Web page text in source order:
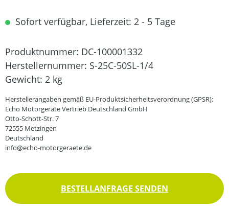
Sofort verfügbar, Lieferzeit: 2 - 5 Tage
Produktnummer: DC-100001332
Herstellernummer: S-25C-50SL-1/4
Gewicht: 2 kg
Herstellerangaben gemäß EU-Produktsicherheitsverordnung (GPSR):
Echo Motorgeräte Vertrieb Deutschland GmbH
Otto-Schott-Str. 7
72555 Metzingen
Deutschland
info@echo-motorgeraete.de
BESTELLANFRAGE SENDEN